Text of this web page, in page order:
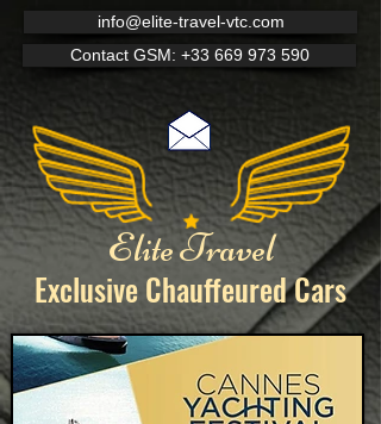
info@elite-travel-vtc.com
Contact GSM: +33 669 973 590
Elite Travel
Exclusive ChauffeuredCars